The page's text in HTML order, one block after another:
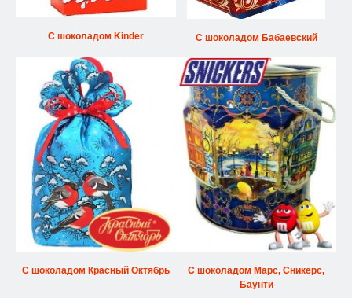
С шоколадом Kinder С шоколадом Бабаевский
С шоколадом Красный Октябрь
С шоколадом Марс, Сникерс,
Баунти